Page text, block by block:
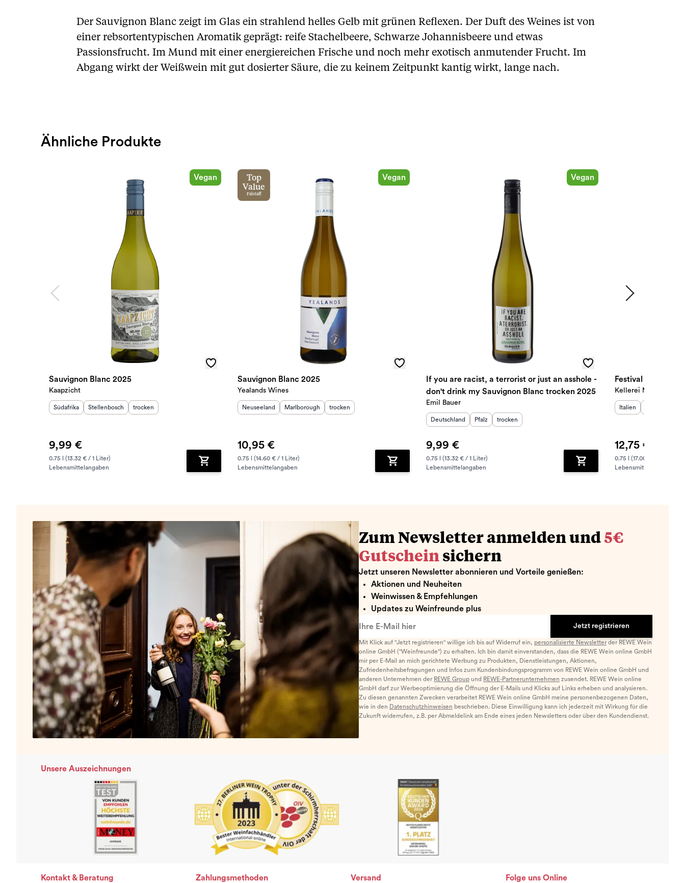
Der Sauvignon Blanc zeigt im Glas ein strahlend helles Gelb mit grünen Reflexen. Der Duft des Weines ist von
einer rebsortentypischen Aromatik geprägt: reife Stachelbeere, Schwarze Johannisbeere und etwas
Passionsfrucht. Im Mund mit einer energiereichen Frische und noch mehr exotisch anmutender Frucht. Im
Abgang wirkt der Weißwein mit gut dosierter Säure, die zu keinem Zeitpunkt kantig wirkt, lange nach.
Ähnliche Produkte
Vegan
Sauvignon Blanc 2025
Kaapzicht
Herkunftsland:
Südafrika Herkunftsregion :
Stellenbosch Geschmack
trocken
9,99 €
0.75 l (13.32 € / 1 Liter)
Lebensmittelangaben
Zum Warenkorb hinzufügen
Top
Value
Falstaff
Vegan
Sauvignon Blanc 2025
Yealands Wines
Herkunftsland
Neuseeland Herkunftsregion :
Marlborough Geschmack
trocken
10,95 €
0.75 l (14.60 € / 1 Liter)
Lebensmittelangaben
Zum Warenkorb hinzufügen
Vegan
If you are racist, a terrorist or just an asshole -
don't drink my Sauvignon Blanc trocken 2025
Emil Bauer
Herkunftsland
Deutschland Herkunftsregion
Pfalz Geschmack
trocken
9,99 €
0.75 l (13.32 € / 1 Liter)
Lebensmittelangaben
Zum Warenkorb hinzufügen
Festival
Kellerei Meran
Herkunftsland
Italien
12,75 €
0.75 l (17.00 € / 1 Liter)
Lebensmittelangaben
Zum Newsletter anmelden und 5€
Gutschein sichern
Jetzt unseren Newsletter abonnieren und Vorteile genießen:
Aktionen und Neuheiten
Weinwissen & Empfehlungen
Updates zu Weinfreunde plus
Jetzt registrieren
Mit Klick auf "Jetzt registrieren" willige ich bis auf Widerruf ein, personalisierte Newsletterder REWE Wein
online GmbH ("Weinfreunde") zu erhalten. Ich bin damit einverstanden, dass die REWE Wein online GmbH
mir per E-Mail an mich gerichtete Werbung zu Produkten, Dienstleistungen, Aktionen,
Zufriedenheitsbefragungen und Infos zum Kundenbindungsprogramm von REWE Wein online GmbH und
anderen Unternehmen der REWE Group und REWE-Partnerunternehmen zusendet. REWE Wein online
GmbH darf zur Werbeoptimierung die Öffnung der E-Mails und Klicks auf Links erheben und analysieren.
Zu diesen genannten Zwecken verarbeitet REWE Wein online GmbH meine personenbezogenen Daten,
wie in den Datenschutzhinweisen beschrieben. Diese Einwilligung kann ich jederzeit mit Wirkung für die
Zukunft widerrufen, z.B. per Abmeldelink am Ende eines jeden Newsletters oder über den Kundendienst.
Unsere Auszeichnungen
Kontakt & Beratung Zahlungsmethoden Versand Folge uns Online